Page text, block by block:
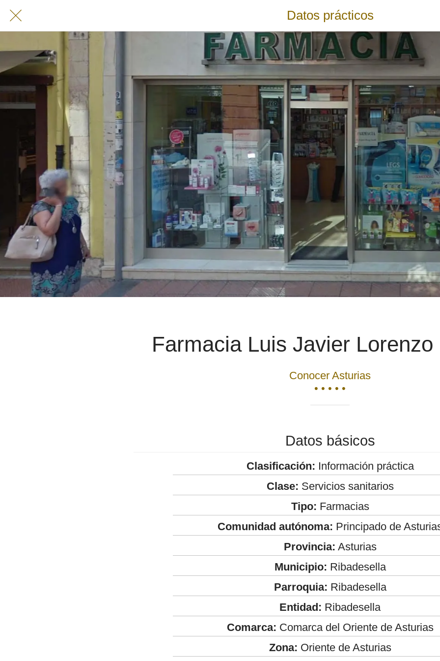
Datos prácticos
Farmacia Luis Javier Lorenzo
Conocer Asturias
• • • • •
Datos básicos
Clasificación: Información práctica
Clase: Servicios sanitarios
Tipo: Farmacias
Comunidad autónoma: Principado de
Provincia: Asturias
Municipio: Ribadesella
Parroquia: Ribadesella
Entidad: Ribadesella
Comarca: Comarca del Oriente de Asturias
Zona: Oriente de Asturias